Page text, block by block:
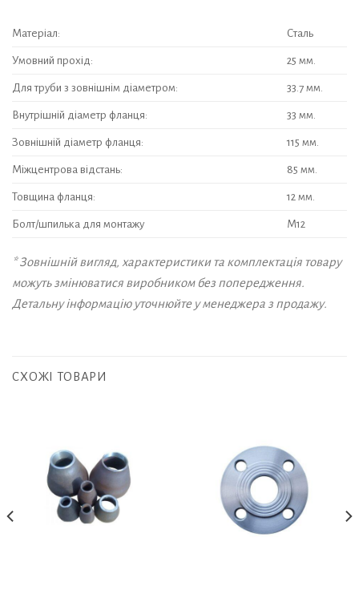
Матеріал: Сталь
Умовний прохід: 25 мм.
Для труби з зовнішнім діаметром: 33.7 мм.
Внутрішній діаметр фланця: 33 мм.
Зовнішній діаметр фланця: 115 мм.
Міжцентрова відстань: 85 мм.
Товщина фланця: 12 мм.
Болт/шпилька для монтажу М12
* Зовнішній вигляд, характеристики та комплектація товару
можуть змінюватися виробником без попередження.
Детальну інформацію уточнюйте у менеджера з продажу.
СХОЖІ ТОВАРИ